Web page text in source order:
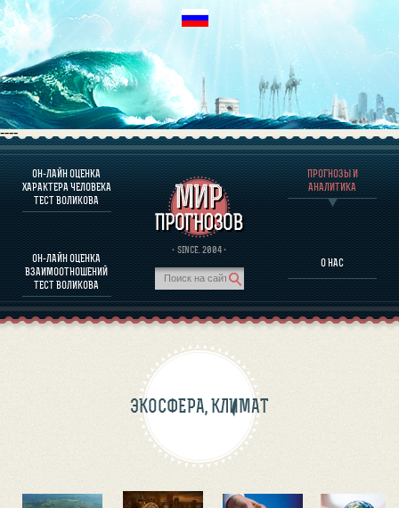
----
ОН-ЛАЙН ОЦЕНКА
ХАРАКТЕРА ЧЕЛОВЕКА
ТЕСТ ВОЛИКОВА
ОН-ЛАЙН ОЦЕНКА
ВЗАИМООТНОШЕНИЙ
ТЕСТ ВОЛИКОВА
· SINCE. 2004 ·
ПРОГНОЗЫ И
АНАЛИТИКА
О НАС
О ПРОГРАММЕ
ОЦЕНКА ХАРАКТЕРA ЧЕЛОВЕКА
ОЦЕНКА ХАРАКТЕРА ВЫДАЮЩИХСЯ ЛИЧНОСТЕЙ
О ПРОГРАММЕ
ПРОГНОЗЫ И АНАЛИТИКА
ЭКОСФЕРА, КЛИМАТ